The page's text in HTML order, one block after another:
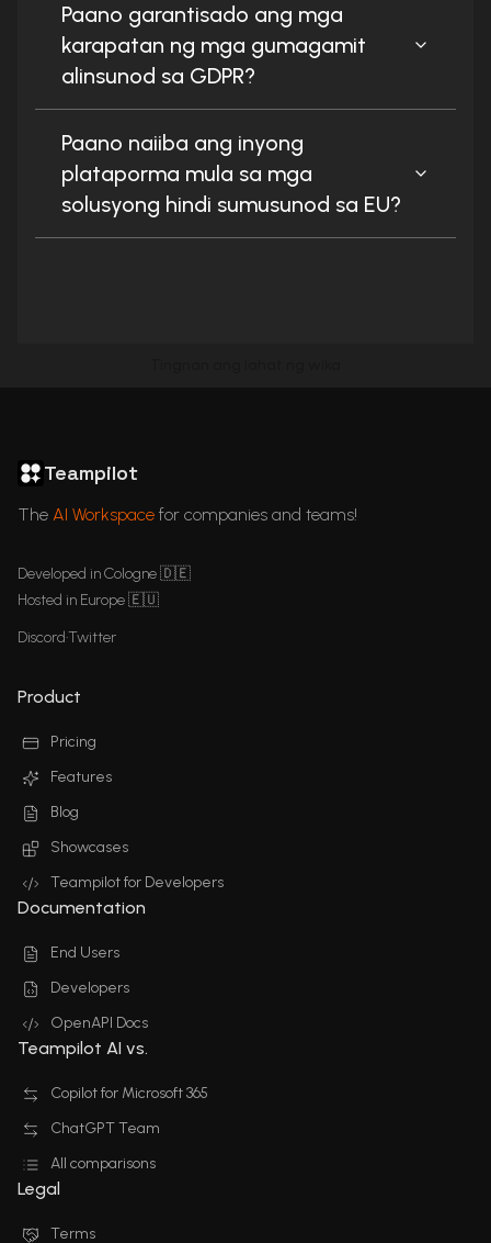
Paano garantisado ang mga
karapatan ng mga gumagamit
alinsunod sa GDPR?
Paano naiiba ang inyong
plataporma mula sa mga
solusyong hindi sumusunod sa EU?
Teampilot
The AI Workspace for companies and teams!
Developed in Cologne 🇩🇪
Hosted in Europe 🇪🇺
Discord•Twitter
Product
Pricing
Features
Blog
Showcases
Teampilot for Developers
Documentation
End Users
Developers
OpenAPI Docs
Teampilot AI vs.
Copilot for Microsoft 365
ChatGPT Team
All comparisons
Legal
Terms
ChatGPT in Languages
GDPR Compliant ChatGPT
ChatGPT for business
Articles